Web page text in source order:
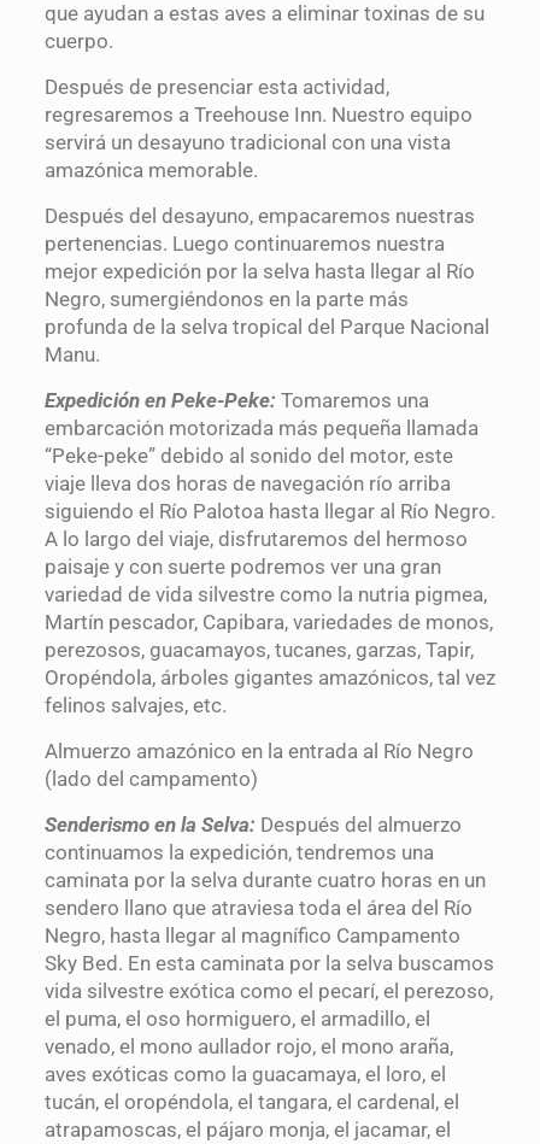
que ayudan a estas aves a eliminar toxinas de su
cuerpo.
Después de presenciar esta actividad,
regresaremos a Treehouse Inn. Nuestro equipo
servirá un desayuno tradicional con una vista
amazónica memorable.
Después del desayuno, empacaremos nuestras
pertenencias. Luego continuaremos nuestra
mejor expedición por la selva hasta llegar al Río
Negro, sumergiéndonos en la parte más
profunda de la selva tropical del Parque Nacional
Manu.
Expedición en Peke-Peke: Tomaremos una
embarcación motorizada más pequeña llamada
“Peke-peke” debido al sonido del motor, este
viaje lleva dos horas de navegación río arriba
siguiendo el Río Palotoa hasta llegar al Río Negro.
A lo largo del viaje, disfrutaremos del hermoso
paisaje y con suerte podremos ver una gran
variedad de vida silvestre como la nutria pigmea,
Martín pescador, Capibara, variedades de monos,
perezosos, guacamayos, tucanes, garzas, Tapir,
Oropéndola, árboles gigantes amazónicos, tal vez
felinos salvajes, etc.
Almuerzo amazónico en la entrada al Río Negro
(lado del campamento)
Senderismo en la Selva: Después del almuerzo
continuamos la expedición, tendremos una
caminata por la selva durante cuatro horas en un
sendero llano que atraviesa toda el área del Río
Negro, hasta llegar al magnífico Campamento
Sky Bed. En esta caminata por la selva buscamos
vida silvestre exótica como el pecarí, el perezoso,
el puma, el oso hormiguero, el armadillo, el
venado, el mono aullador rojo, el mono araña,
aves exóticas como la guacamaya, el loro, el
tucán, el oropéndola, el tangara, el cardenal, el
atrapamoscas, el pájaro monja, el jacamar, el